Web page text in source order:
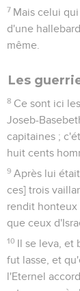
7 Mais celui
d'une
même.
Les
8 Ce sont ici
Joseb-
capitaines ;
huit cents
9 Après lui
ces] trois
rendit honteux
que ceux
10 Il se leva, et
fut lasse, et
l'Eternel